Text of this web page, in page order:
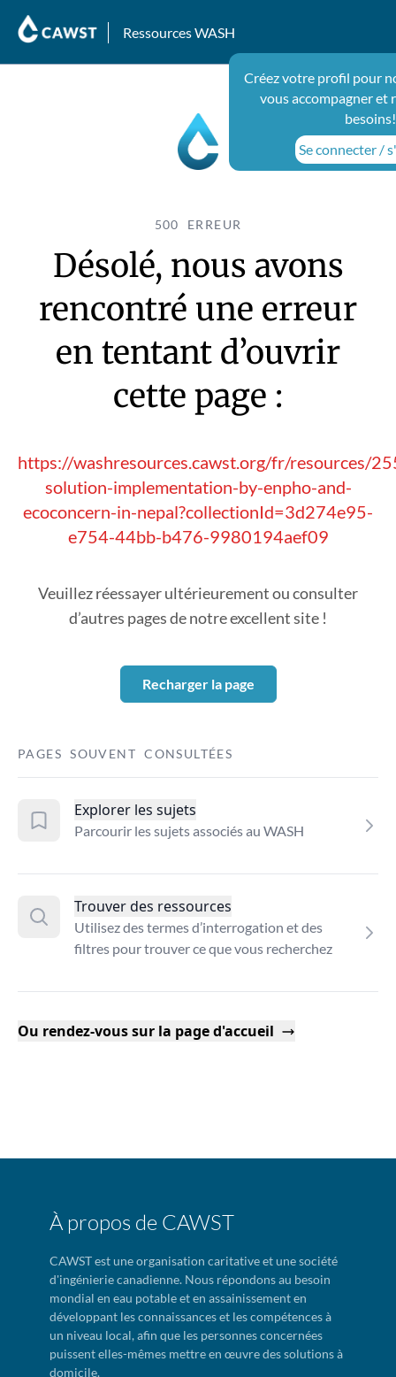
Ressources WASH
Créez votre profil pour
vous accompagner et
besoins!
Se connecter /
500 ERREUR
Désolé, nous avons
rencontré une erreur
en tentant d’ouvrir
cette page :
https://washresources.cawst.org/fr/resources/
solution-implementation-by-enpho-and-
ecoconcern-in-nepal?collectionId=3d274e95-
e754-44bb-b476-9980194aef09
Veuillez réessayer ultérieurement ou consulter
d’autres pages de notre excellent site !
Recharger la page
PAGES SOUVENT CONSULTÉES
Explorer les sujets
Parcourir les sujets associés au WASH
Trouver des ressources
Utilisez des termes d’interrogation et des
filtres pour trouver ce que vous recherchez
Ou rendez-vous sur la page d'accueil
À propos de CAWST
CAWST est une organisation caritative et une société
d'ingénierie canadienne. Nous répondons au besoin
mondial en eau potable et en assainissement en
développant les connaissances et les compétences à
un niveau local, afin que les personnes concernées
puissent elles-mêmes mettre en œuvre des solutions à
domicile.